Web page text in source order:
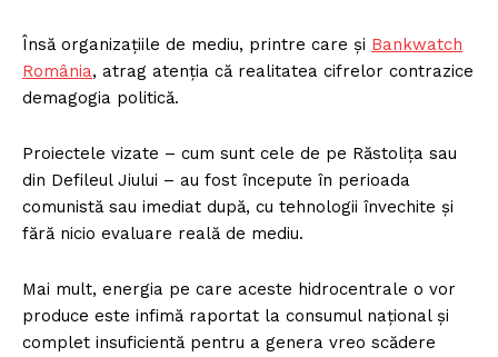
Însă organizațiile de mediu, printre care și Bankwatch
România, atrag atenția că realitatea cifrelor contrazice
demagogia politică.
Proiectele vizate – cum sunt cele de pe Răstolița sau
din Defileul Jiului – au fost începute în perioada
comunistă sau imediat după, cu tehnologii învechite și
fără nicio evaluare reală de mediu.
Mai mult, energia pe care aceste hidrocentrale o vor
produce este infimă raportat la consumul național și
complet insuficientă pentru a genera vreo scădere